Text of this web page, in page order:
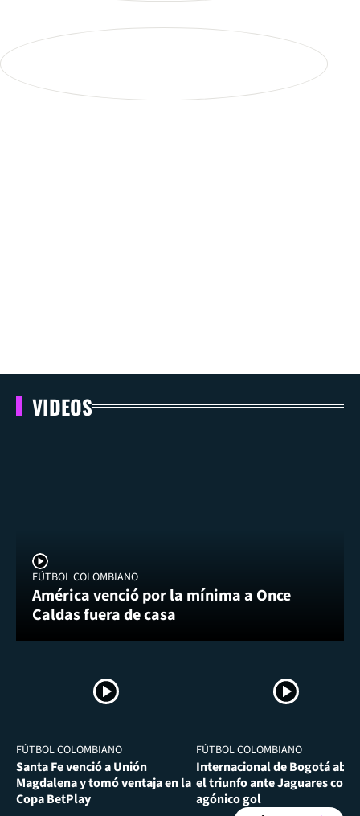
VIDEOS
FÚTBOL COLOMBIANO
América venció por la mínima a Once
Caldas fuera de casa
FÚTBOL COLOMBIANO
Santa Fe venció a Unión
Magdalena y tomó ventaja en la
Copa BetPlay
FÚTBOL COLOMBIANO
Internacional de Bogotá
el triunfo ante Jaguares con
agónico gol